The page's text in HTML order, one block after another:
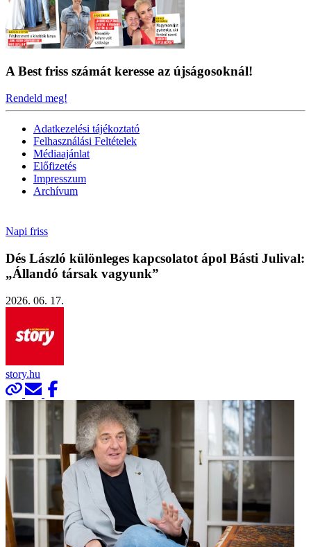
A Best friss számát keresse az újságosoknál!
Rendeld meg!
Adatkezelési tájékoztató
Felhasználási Feltételek
Médiaajánlat
Előfizetés
Impresszum
Archívum
Napi friss
Dés László különleges kapcsolatot ápol Básti Julival:
„Állandó társak vagyunk”
2026. 06. 17.
story.hu